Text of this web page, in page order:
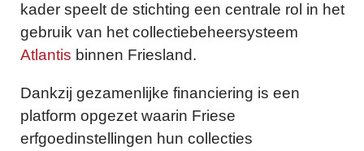
kader speelt de stichting een centrale rol in het
gebruik van het collectiebeheersysteem
Atlantis binnen Friesland.
Dankzij gezamenlijke financiering is een
platform opgezet waarin Friese
erfgoedinstellingen hun collecties